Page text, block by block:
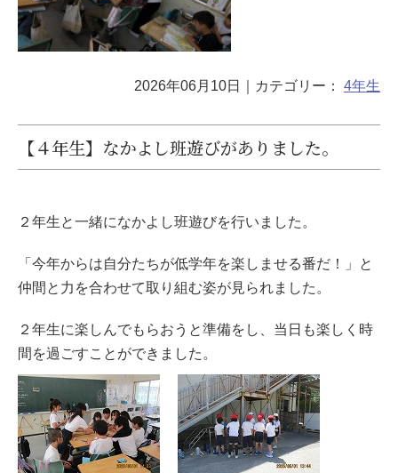
2026年06月10日 ｜カテゴリー： 4年生
【４年生】なかよし班遊びがありました。
２年生と一緒になかよし班遊びを行いました。
「今年からは自分たちが低学年を楽しませる番だ！」と
仲間と力を合わせて取り組む姿が見られました。
２年生に楽しんでもらおうと準備をし、当日も楽しく時
間を過ごすことができました。